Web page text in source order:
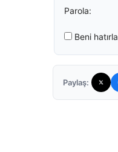
Parola:
Beni hatırla
Paylaş: